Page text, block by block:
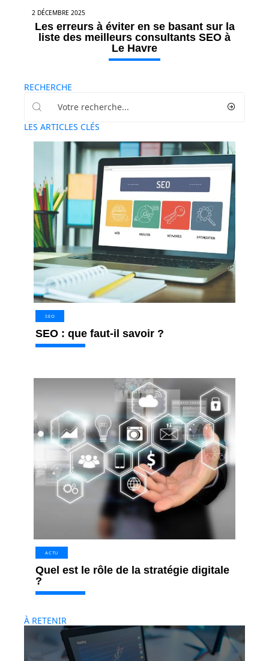
2 DÉCEMBRE 2025
Les erreurs à éviter en se basant sur la
liste des meilleurs consultants SEO à
Le Havre
RECHERCHE
LES ARTICLES CLÉS
SEO
SEO : que faut-il savoir ?
ACTU
Quel est le rôle de la stratégie digitale
?
À RETENIR